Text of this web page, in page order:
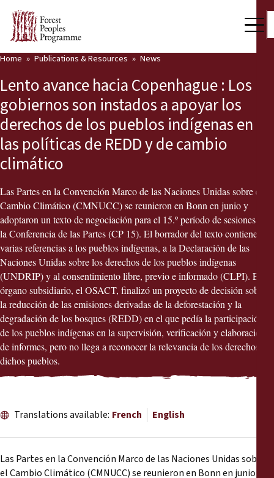
Who we are
Press Room
Support Us
Our Work
Community Voices
Partners & Countries
Latest News
Publications & Resources
News
Reports
Press Releases
Training Materials
Legal Submissions
Home Publications & Resources News
Lento avance hacia Copenhague : Los
gobiernos son instados a apoyar los
derechos de los pueblos indígenas en
las políticas de REDD y de cambio
climático
Las Partes en la Convención Marco de las Naciones Unidas sobre el
Cambio Climático (CMNUCC) se reunieron en Bonn en junio y
adoptaron un texto de negociación para el 15.º período de sesiones de
la Conferencia de las Partes (CP 15). El borrador del texto contiene
varias referencias a los pueblos indígenas, a la Declaración de las
Naciones Unidas sobre los derechos de los pueblos indígenas
(UNDRIP) y al consentimiento libre, previo e informado (CLPI). El
órgano subsidiario, el OSACT, finalizó un proyecto de decisión sobre
la reducción de las emisiones derivadas de la deforestación y la
degradación de los bosques (REDD) en el que pedía la participación
de los pueblos indígenas en la supervisión, verificación y elaboración
de informes, pero no llega a reconocer la relevancia de los derechos de
dichos pueblos.
Translations available: French English
Las Partes en la Convención Marco de las Naciones Unidas sobre
el Cambio Climático (CMNUCC) se reunieron en Bonn en junio y